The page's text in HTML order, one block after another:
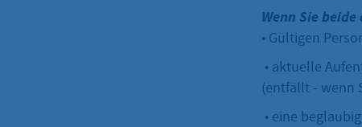
Wenn Sie
• Gültigen
• aktuelle
(entfällt - wenn
• eine